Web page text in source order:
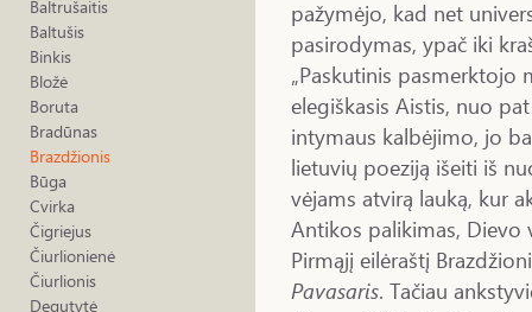
Baltrušaitis
Baltušis
Binkis
Bložė
Boruta
Bradūnas
Brazdžionis
Būga
Cvirka
Čigriejus
Čiurlionienė
Čiurlionis
Degutytė
pažymėjo, kad net
pasirodymas, ypač iki
„Paskutinis pasmerktojo
elegiškasis Aistis, nuo
intymaus kalbėjimo, jo
lietuvių poeziją išeiti iš
vėjams atvirą lauką, kur
Antikos palikimas, Dievo
Pirmąjį eilėraštį
Pavasaris. Tačiau